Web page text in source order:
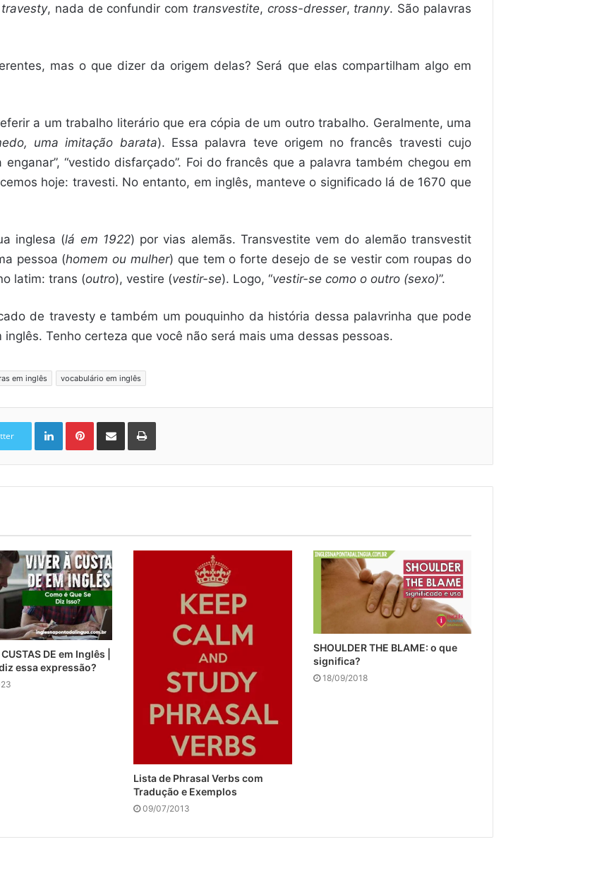
travesty, nada de confundir com transvestite, cross-dresser, tranny. São palavras
mas o que dizer da origem delas? Será que elas compartilham algo em
a um trabalho literário que era cópia de um outro trabalho. Geralmente, uma
uma imitação barata). Essa palavra teve origem no francês travesti cujo
“vestido disfarçado”. Foi do francês que a palavra também chegou em
hoje: travesti. No entanto, em inglês, manteve o significado lá de 1670 que
inglesa (lá em 1922) por vias alemãs. Transvestite vem do alemão transvestit
pessoa (homem ou mulher) que tem o forte desejo de se vestir com roupas do
latim: trans (outro), vestire (vestir-se). Logo, “vestir-se como o outro (sexo)”.
de travesty e também um pouquinho da história dessa palavrinha que pode
Tenho certeza que você não será mais uma dessas pessoas.
em inglês vocabulário em inglês
LinkedinPinterest
Compartilhar via e-mail Imprimir
DE em Inglês |
essa expressão?
Lista de Phrasal Verbs com
Tradução e Exemplos
09/07/2013
SHOULDER THE BLAME: o que
significa?
18/09/2018